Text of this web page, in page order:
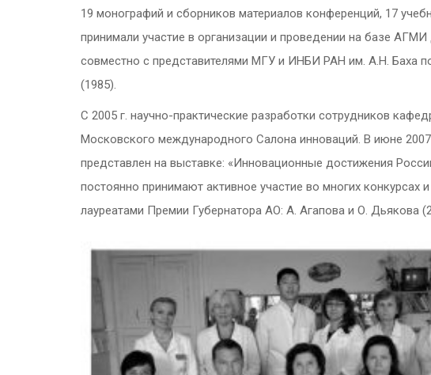
19 монографий и сборников материалов конференций, 17
принимали участие в организации и проведении на базе
совместно с представителями МГУ и ИНБИ РАН им. А.Н. Баха
(1985).
С 2005 г. научно-практические разработки сотрудников
Московского международного Салона инноваций. В июне
представлен на выставке: «Инновационные достижения
постоянно принимают активное участие во многих
лауреатами Премии Губернатора АО: А. Агапова и О. Дьякова